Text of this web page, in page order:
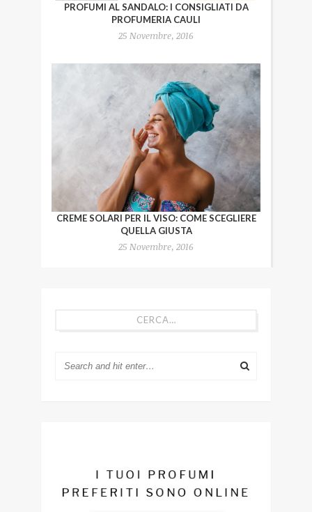
PROFUMI AL SANDALO: I CONSIGLIATI DA
PROFUMERIA CAULI
25 Novembre, 2016
CREME SOLARI PER IL VISO: COME SCEGLIERE
QUELLA GIUSTA
25 Novembre, 2016
CERCA…